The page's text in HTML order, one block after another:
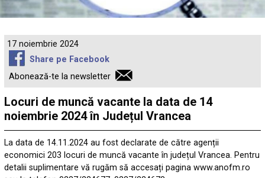
17 noiembrie 2024
Share pe Facebook
Abonează-te la newsletter
Locuri de muncă vacante la data de 14
noiembrie 2024 în Județul Vrancea
La data de 14.11.2024 au fost declarate de către agenții
economici 203 locuri de muncă vacante în județul Vrancea. Pentru
detalii suplimentare vă rugăm să accesați pagina www.anofm.ro